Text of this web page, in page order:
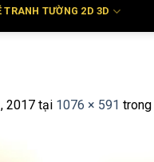
TRANH TƯỜNG 2D 3D
2017 tại 1076 × 591 trong